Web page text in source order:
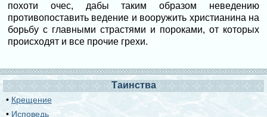
похоти очес, дабы таким образом неведению
противопоставить ведение и вооружить христианина на
борьбу с главными страстями и пороками, от которых
происходят и все прочие грехи.
Таинства
• Крещение
• Исповедь